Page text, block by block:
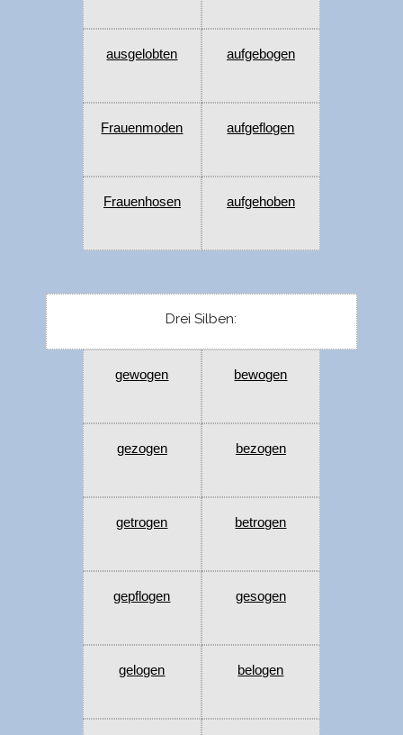
ausgelobten aufgebogen
Frauenmoden aufgeflogen
Frauenhosen aufgehoben
Drei Silben:
gewogen bewogen
gezogen bezogen
getrogen betrogen
gepflogen gesogen
gelogen belogen